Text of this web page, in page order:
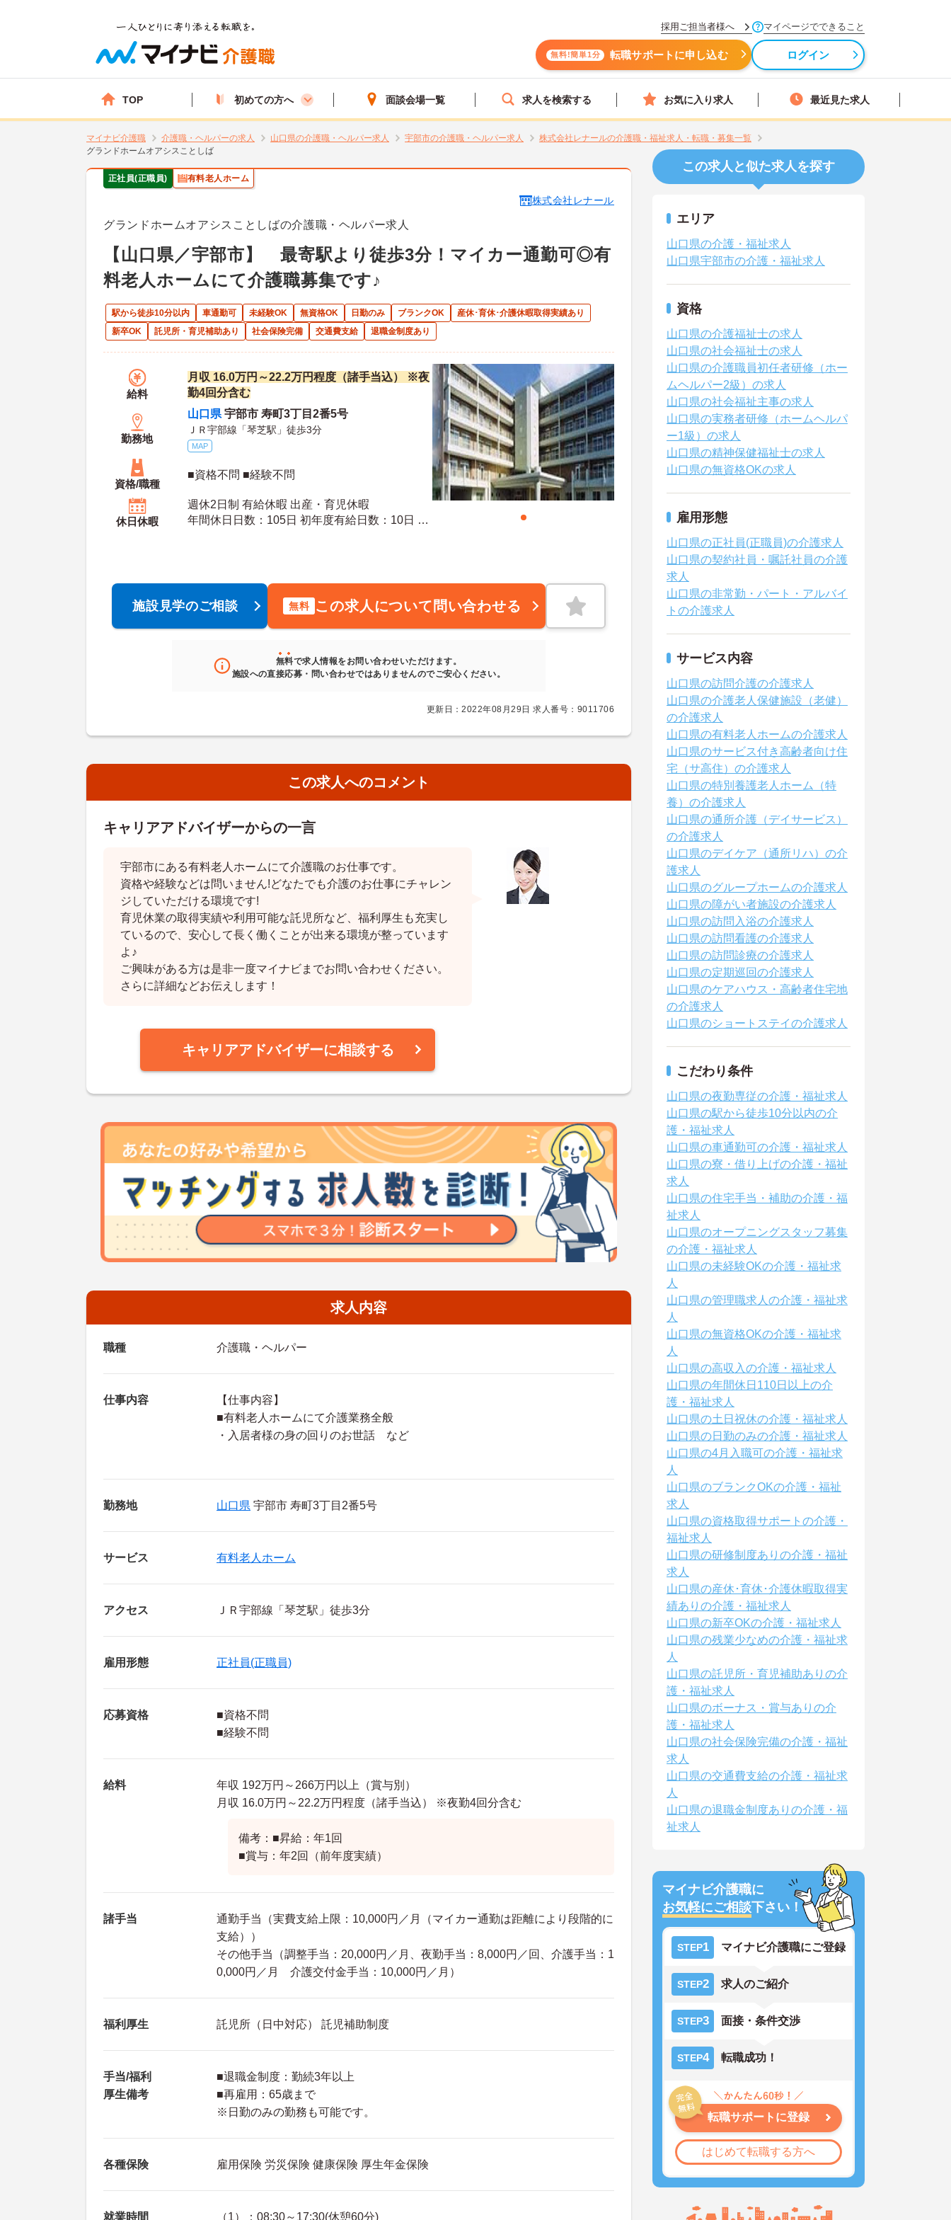
採用ご担当者様へ マイページでできること
無料!簡単1分 転職サポートに申し込む ログイン
TOP 初めての方へ 面談会場一覧 求人を検索する お気に入り求人 最近見た求人
マイナビ介護職 介護職・ヘルパーの求人 山口県の介護職・ヘルパー求人 宇部市の介護職・ヘルパー求人
株式会社レナールの介護職・福祉求人・転職・募集一覧
グランドホームオアシスことしば
正社員(正職員) 有料老人ホーム
株式会社レナール
グランドホームオアシスことしばの介護職・ヘルパー求人
【山口県／宇部市】 最寄駅より徒歩3分！マイカー通勤可◎有
料老人ホームにて介護職募集です♪
駅から徒歩10分以内 車通勤可 未経験OK 無資格OK 日勤のみ ブランクOK
産休･育休･介護休暇取得実績あり
新卒OK
託児所・育児補助あり 社会保険完備 交通費支給 退職金制度あり
給料
月収 16.0万円～22.2万円程度（諸手当込） ※夜
勤4回分含む
勤務地
山口県 宇部市 寿町3丁目2番5号
ＪＲ宇部線「琴芝駅」徒歩3分
MAP
資格/職種
■資格不問 ■経験不問
休日休暇
週休2日制 有給休暇 出産・育児休暇
年間休日日数：105日 初年度有給日数：10日 最
施設見学のご相談 無料 この求人について問い合わせる
無料で求人情報をお問い合わせいただけます。
施設への直接応募・問い合わせではありませんのでご安心ください。
更新日：2022年08月29日 求人番号：9011706
この求人へのコメント
キャリアアドバイザーからの一言
宇部市にある有料老人ホームにて介護職のお仕事です。
資格や経験などは問いません!どなたでも介護のお仕事にチャレン
ジしていただける環境です!
育児休業の取得実績や利用可能な託児所など、福利厚生も充実し
ているので、安心して長く働くことが出来る環境が整っています
よ♪
ご興味がある方は是非一度マイナビまでお問い合わせください。
さらに詳細などお伝えします！
キャリアアドバイザーに相談する
求人内容
職種 介護職・ヘルパー
仕事内容
【仕事内容】
■有料老人ホームにて介護業務全般
・入居者様の身の回りのお世話 など
勤務地 山口県 宇部市 寿町3丁目2番5号
サービス 有料老人ホーム
アクセス ＪＲ宇部線「琴芝駅」徒歩3分
雇用形態 正社員(正職員)
応募資格
■資格不問
■経験不問
給料
年収 192万円～266万円以上（賞与別）
月収 16.0万円～22.2万円程度（諸手当込） ※夜勤4回分含む
備考：■昇給：年1回
■賞与：年2回（前年度実績）
諸手当
通勤手当（実費支給上限：10,000円／月（マイカー通勤は距離により段階的に
支給））
その他手当（調整手当：20,000円／月、夜勤手当：8,000円／回、介護手当：1
0,000円／月 介護交付金手当：10,000円／月）
福利厚生 託児所（日中対応） 託児補助制度
手当/福利
厚生備考
■退職金制度：勤続3年以上
■再雇用：65歳まで
※日勤のみの勤務も可能です。
各種保険 雇用保険 労災保険 健康保険 厚生年金保険
就業時間 （1）：08:30～17:30(休憩60分)
この求人と似た求人を探す
エリア
山口県の介護・福祉求人
山口県宇部市の介護・福祉求人
資格
山口県の介護福祉士の求人
山口県の社会福祉士の求人
山口県の介護職員初任者研修（ホー
ムヘルパー2級）の求人
山口県の社会福祉主事の求人
山口県の実務者研修（ホームヘルパ
ー1級）の求人
山口県の精神保健福祉士の求人
山口県の無資格OKの求人
雇用形態
山口県の正社員(正職員)の介護求人
山口県の契約社員・嘱託社員の介護
求人
山口県の非常勤・パート・アルバイ
トの介護求人
サービス内容
山口県の訪問介護の介護求人
山口県の介護老人保健施設（老健）
の介護求人
山口県の有料老人ホームの介護求人
山口県のサービス付き高齢者向け住
宅（サ高住）の介護求人
山口県の特別養護老人ホーム（特
養）の介護求人
山口県の通所介護（デイサービス）
の介護求人
山口県のデイケア（通所リハ）の介
護求人
山口県のグループホームの介護求人
山口県の障がい者施設の介護求人
山口県の訪問入浴の介護求人
山口県の訪問看護の介護求人
山口県の訪問診療の介護求人
山口県の定期巡回の介護求人
山口県のケアハウス・高齢者住宅地
の介護求人
山口県のショートステイの介護求人
こだわり条件
山口県の夜勤専従の介護・福祉求人
山口県の駅から徒歩10分以内の介
護・福祉求人
山口県の車通勤可の介護・福祉求人
山口県の寮・借り上げの介護・福祉
求人
山口県の住宅手当・補助の介護・福
祉求人
山口県のオープニングスタッフ募集
の介護・福祉求人
山口県の未経験OKの介護・福祉求
人
山口県の管理職求人の介護・福祉求
人
山口県の無資格OKの介護・福祉求
人
山口県の高収入の介護・福祉求人
山口県の年間休日110日以上の介
護・福祉求人
山口県の土日祝休の介護・福祉求人
山口県の日勤のみの介護・福祉求人
山口県の4月入職可の介護・福祉求
人
山口県のブランクOKの介護・福祉
求人
山口県の資格取得サポートの介護・
福祉求人
山口県の研修制度ありの介護・福祉
求人
山口県の産休･育休･介護休暇取得実
績ありの介護・福祉求人
山口県の新卒OKの介護・福祉求人
山口県の残業少なめの介護・福祉求
人
山口県の託児所・育児補助ありの介
護・福祉求人
山口県のボーナス・賞与ありの介
護・福祉求人
山口県の社会保険完備の介護・福祉
求人
山口県の交通費支給の介護・福祉求
人
山口県の退職金制度ありの介護・福
祉求人
マイナビ介護職に
お気軽にご相談下さい！
STEP1 マイナビ介護職にご登録
STEP2 求人のご紹介
STEP3 面接・条件交渉
STEP4 転職成功！
転職サポートに登録
はじめて転職する方へ